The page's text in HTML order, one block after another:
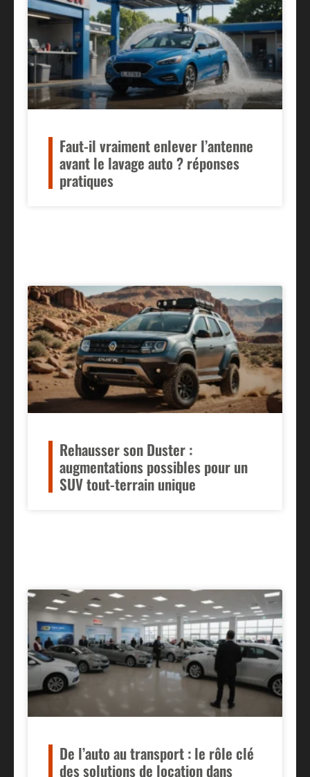
Faut-il vraiment enlever l’antenne
avant le lavage auto ? réponses
pratiques
Rehausser son Duster :
augmentations possibles pour un
SUV tout-terrain unique
De l’auto au transport : le rôle clé
des solutions de location dans